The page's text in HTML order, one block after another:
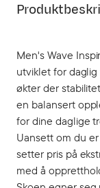
Men's Wave
utviklet for
økter der
en balansert
for dine daglige
Uansett om du
setter pris på
med å